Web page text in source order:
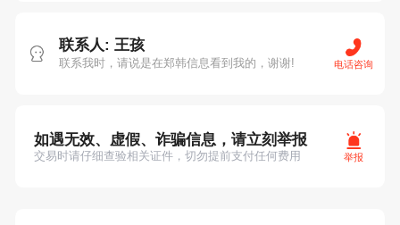
联系人: 王孩
联系我时，请说是在郑韩信息看到我的，谢谢! 电话咨询
如遇无效、虚假、诈骗信息，请立刻举报
交易时请仔细查验相关证件，切勿提前支付任何费用 举报